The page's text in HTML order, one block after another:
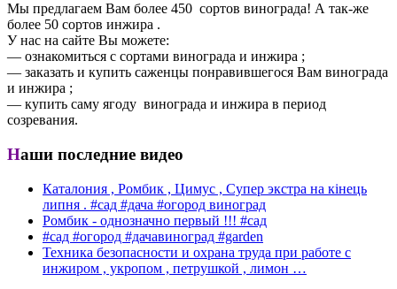
Мы предлагаем Вам более 450 сортов винограда! А так-же
более 50 сортов инжира .
У нас на сайте Вы можете:
— ознакомиться с сортами винограда и инжира ;
— заказать и купить саженцы понравившегося Вам винограда
и инжира ;
— купить саму ягоду винограда и инжира в период
созревания.
Наши последние видео
Каталония , Ромбик , Цимус , Супер экстра на кінець
липня . #сад #дача #огород виноград
Ромбик - однозначно первый !!! #сад
#сад #огород #дачавиноград #garden
Техника безопасности и охрана труда при работе с
инжиром , укропом , петрушкой , лимон …